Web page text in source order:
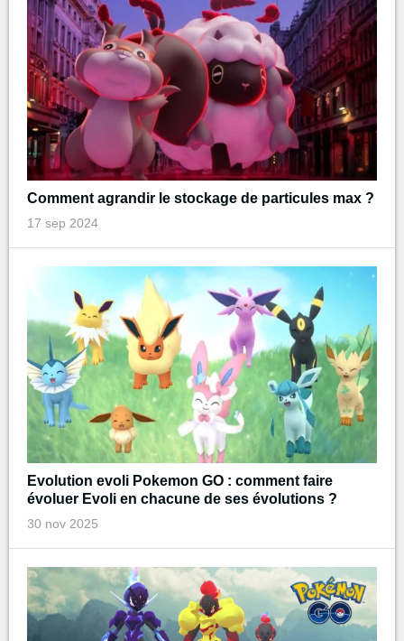
Comment agrandir le stockage de particules max ?
17 sep 2024
Evolution evoli Pokemon GO : comment faire
évoluer Evoli en chacune de ses évolutions ?
30 nov 2025